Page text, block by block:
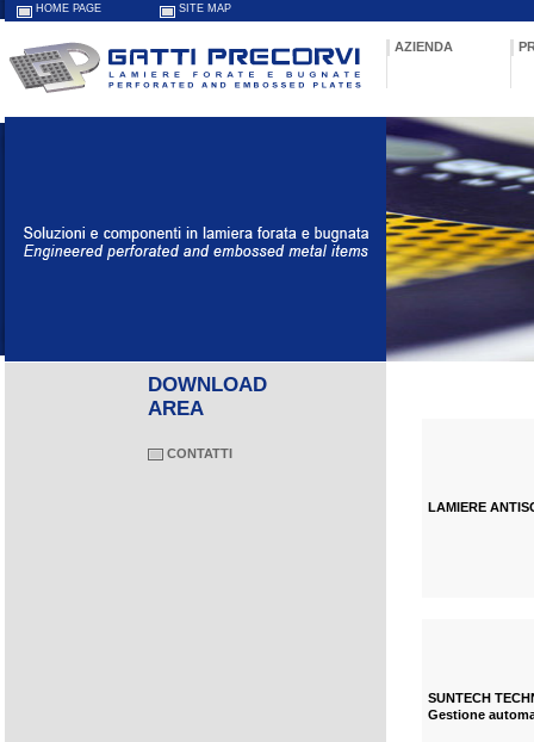
HOME PAGE SITE MAP
AZIENDA
DOWNLOAD
AREA
CONTATTI
LAMIERE
SUNTECH
Gestione